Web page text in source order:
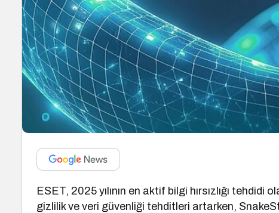
ESET, 2025 yılının en aktif bilgi hırsızlığı
gizlilik ve veri güvenliği tehditleri artarken,